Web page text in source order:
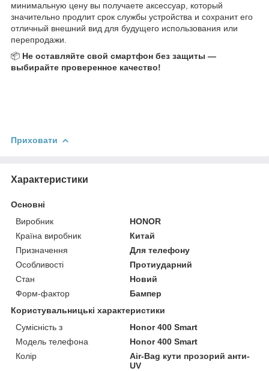
минимальную цену вы получаете аксессуар, который
значительно продлит срок службы устройства и сохранит его
отличный внешний вид для будущего использования или
перепродажи.
📦 Не оставляйте свой смартфон без защиты —
выбирайте проверенное качество!
Приховати
Характеристики
Основні
Виробник
HONOR
Країна виробник
Китай
Призначення
Для телефону
Особливості
Протиударний
Стан
Новий
Форм-фактор
Бампер
Користувальницькі характеристики
Сумісність з
Honor 400 Smart
Модель телефона
Honor 400 Smart
Колір
Air-Bag кути прозорий анти-
UV